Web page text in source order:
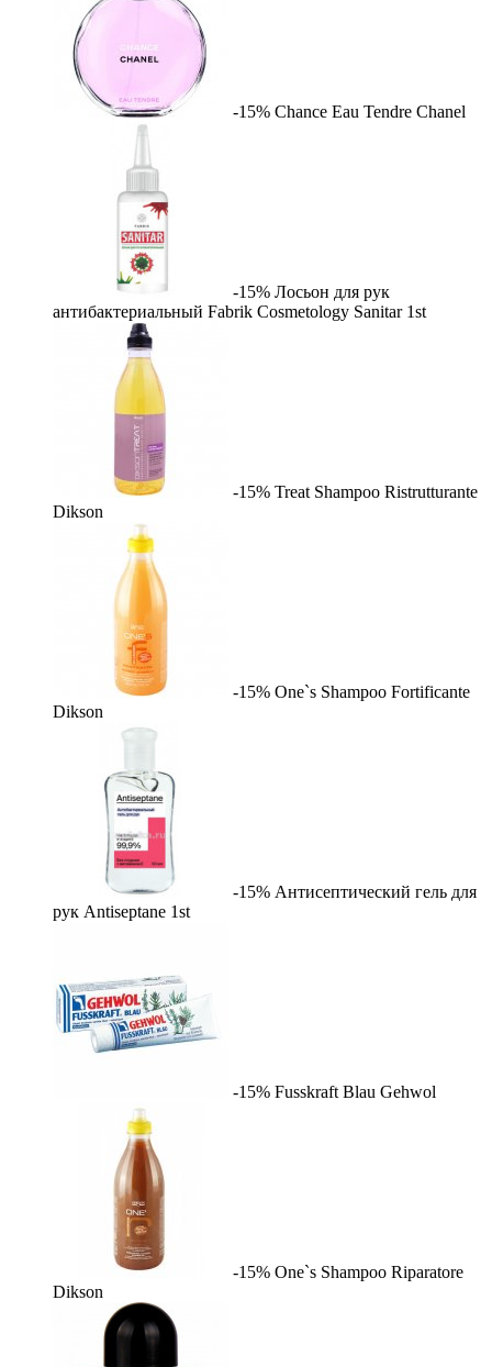
-15% Chance Eau Tendre Chanel
-15% Лосьон для рук
антибактериальный Fabrik Cosmetology Sanitar 1st
-15% Treat Shampoo Ristrutturante
Dikson
-15% One`s Shampoo Fortificante
Dikson
-15% Антисептический гель для
рук Antiseptane 1st
-15% Fusskraft Blau Gehwol
-15% One`s Shampoo Riparatore
Dikson